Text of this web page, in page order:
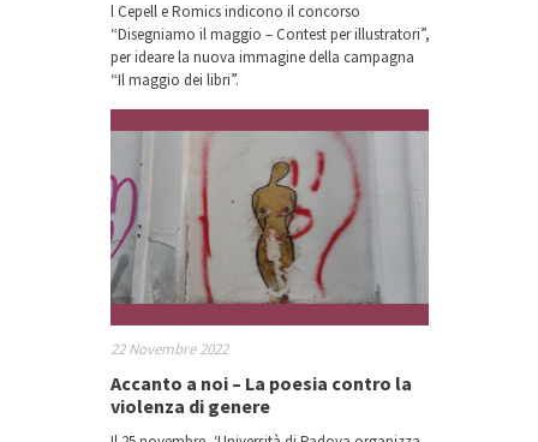
l Cepell e Romics indicono il concorso
“Disegniamo il maggio – Contest per illustratori”,
per ideare la nuova immagine della campagna
“Il maggio dei libri”.
22 Novembre 2022
Accanto a noi – La poesia contro la
violenza di genere